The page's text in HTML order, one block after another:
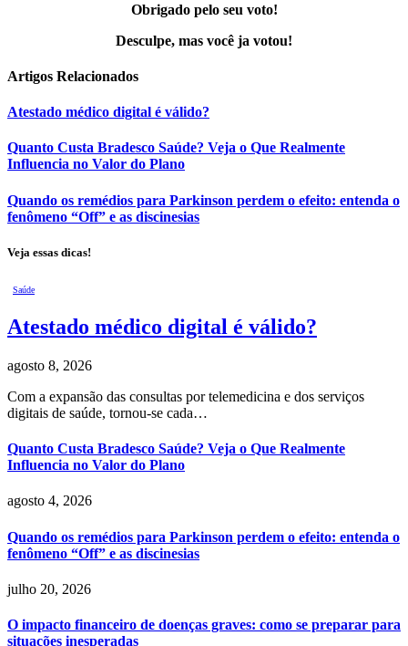
Obrigado pelo seu voto!
Desculpe, mas você ja votou!
Artigos Relacionados
Atestado médico digital é válido?
Quanto Custa Bradesco Saúde? Veja o Que Realmente
Influencia no Valor do Plano
Quando os remédios para Parkinson perdem o efeito: entenda o
fenômeno “Off” e as discinesias
Veja essas dicas!
Saúde
Atestado médico digital é válido?
agosto 8, 2026
Com a expansão das consultas por telemedicina e dos serviços
digitais de saúde, tornou-se cada…
Quanto Custa Bradesco Saúde? Veja o Que Realmente
Influencia no Valor do Plano
agosto 4, 2026
Quando os remédios para Parkinson perdem o efeito: entenda o
fenômeno “Off” e as discinesias
julho 20, 2026
O impacto financeiro de doenças graves: como se preparar para
situações inesperadas